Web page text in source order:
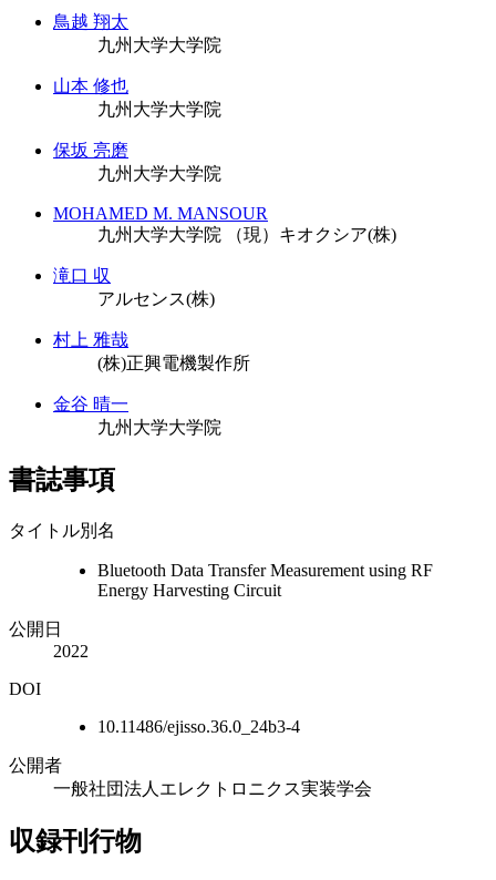
鳥越 翔太
九州大学大学院
山本 修也
九州大学大学院
保坂 亮磨
九州大学大学院
MOHAMED M. MANSOUR
九州大学大学院
（現）キオクシア(株)
滝口 収
アルセンス(株)
村上 雅哉
(株)正興電機製作所
金谷 晴一
九州大学大学院
書誌事項
タイトル別名
Bluetooth Data Transfer Measurement using RF
Energy Harvesting Circuit
公開日
2022
DOI
10.11486/ejisso.36.0_24b3-4
公開者
一般社団法人エレクトロニクス実装学会
収録刊行物